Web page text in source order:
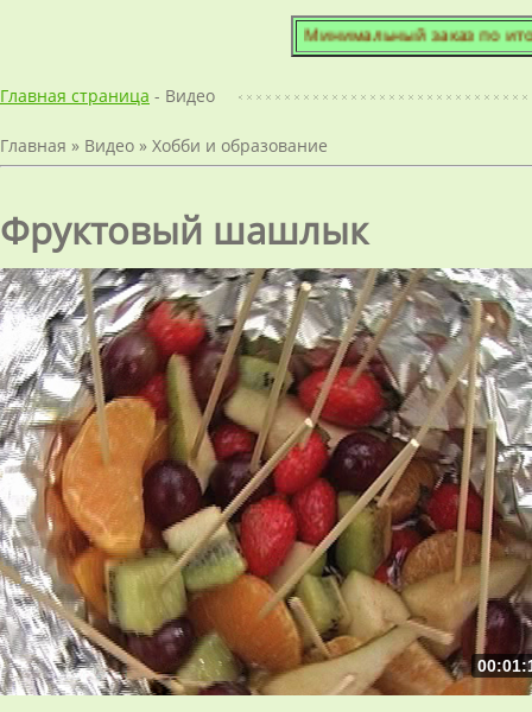
Минимальный заказ по
Главная страница - Видео
Главная » Видео » Хобби и образование
Фруктовый шашлык